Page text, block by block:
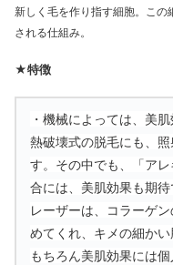
新しく毛を作り指す細胞。こ
される仕組み。
★特徴
・機械によっては、美
熱破壊式の脱毛にも、
す。その中でも、「ア
合には、美肌効果も期
レーザーは、コラーゲ
めてくれ、キメの細かい
もちろん美肌効果には